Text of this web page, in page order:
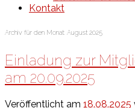
Kontakt
Archiv für den Monat: August 2025
Einladung zur
am 20.09.2025
Veröffentlicht am 18.08.2025